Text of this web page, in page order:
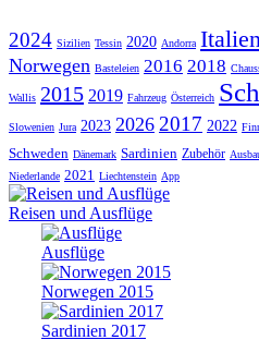
2024 Sizilien Tessin 2020 Andorra Italien
Norwegen Basteleien 2016 2018
Wallis 2015 2019 Fahrzeug Österreich
Slowenien Jura 2023 2026 2017 2022
Schweden Dänemark Sardinien Zubehör
Niederlande 2021 Liechtenstein App
Reisen und Ausflüge
Ausflüge
Norwegen 2015
Sardinien 2017